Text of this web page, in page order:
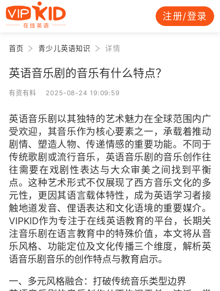
注册/登录
首页 青少儿英语知识 详情
英语音乐剧的音乐有什么特点？
有资有料 2025-08-24 19:09:59
英语音乐剧以其独特的艺术魅力在全球范围内广
受欢迎，其音乐作为核心要素之一，承载着推动
剧情、塑造人物、传递情感的重要功能。不同于
传统歌剧或流行音乐，英语音乐剧的音乐创作往
往需要在戏剧性表达与大众审美之间找到平衡
点。这种艺术形式不仅展现了西方音乐文化的多
元性，更因其语言载体特性，成为英语学习者接
触地道发音、俚语表达和文化语境的重要媒介。
VIPKID作为专注于在线英语教育的平台，长期关
注音乐剧在语言教育中的特殊价值，本文将从音
乐风格、功能定位及文化传播三个维度，解析英
语音乐剧音乐的创作特点与教育启示。
一、多元风格融合：打破传统音乐类型边界